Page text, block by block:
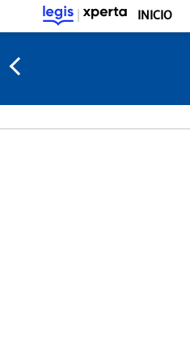
INICIO